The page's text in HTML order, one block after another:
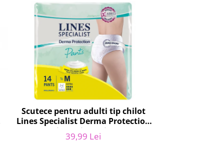
Scutece pentru adulti tip chilot
Lines Specialist Derma Protection
Extra, 7 picaturi, marimea M, 14
bucati
39,99 Lei